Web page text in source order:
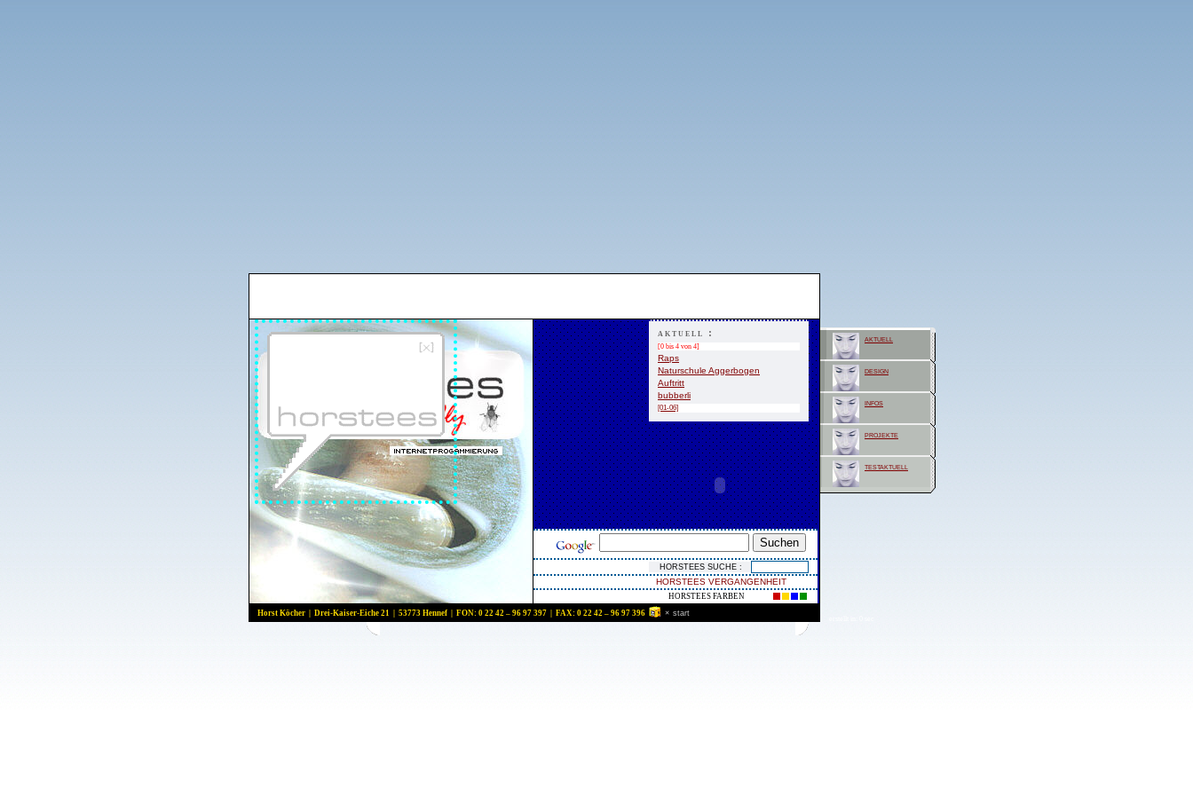
aktuell :
[0 bis 4 von 4]
Raps
Naturschule Aggerbogen
Auftritt
bubberli
[01-06]
HORSTEES VERGANGENHEIT
HORSTEES FARBEN
aktuell
design
infos
projekte
testaktuell
Horst Köcher | Drei-Kaiser-Eiche 21 | 53773 Hennef | FON: 0 22 42 – 96 97 397 | FAX: 0 22 42 – 96 97 396 × start